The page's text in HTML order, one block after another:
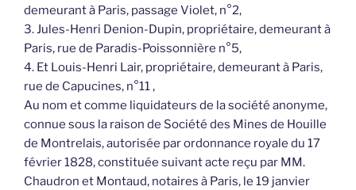
demeurant à Paris, passage Violet, n°2,
3. Jules-Henri Denion-Dupin, propriétaire, demeurant à
Paris, rue de Paradis-Poissonnière n°5,
4. Et Louis-Henri Lair, propriétaire, demeurant à Paris,
rue de Capucines, n°11 ,
Au nom et comme liquidateurs de la société anonyme,
connue sous la raison de Société des Mines de Houille
de Montrelais, autorisée par ordonnance royale du 17
février 1828, constituée suivant acte reçu par MM.
Chaudron et Montaud, notaires à Paris, le 19 janvier